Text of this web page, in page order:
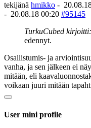
tekijänä hmikko -
- 20.08.18 00:20 #95145
TurkuCubed kirjoitti:
edennyt.
Osallistumis- ja
vanha, ja sen jälkeen ei
mitään, eli
voikaan juuri mitään
User mini profile